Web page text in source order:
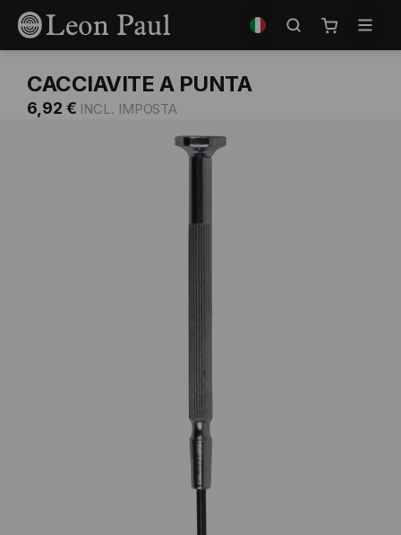
Salta
contenuto
negozio
Carrello
CACCIAVITE A PUNTA
6,92 €